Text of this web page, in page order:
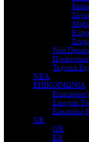
Σόγια
Νέα
Τεχνικά
ΝΕΑ
ΕΠΙΚΟΙΝΩΝΙΑ
Στοιχεία
Ευκαιρίες
GR
GR
EN